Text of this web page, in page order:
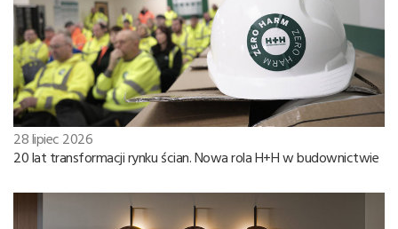
28 lipiec 2026
20 lat transformacji rynku ścian. Nowa rola H+H w budownictwie